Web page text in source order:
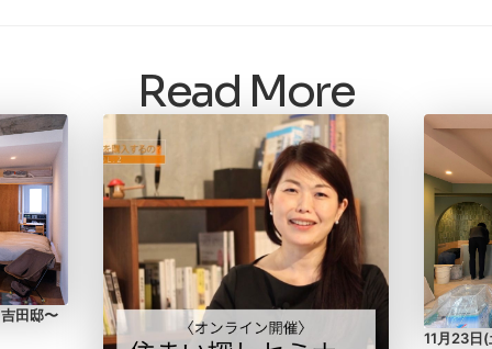
Read More
田邸〜
11月23日